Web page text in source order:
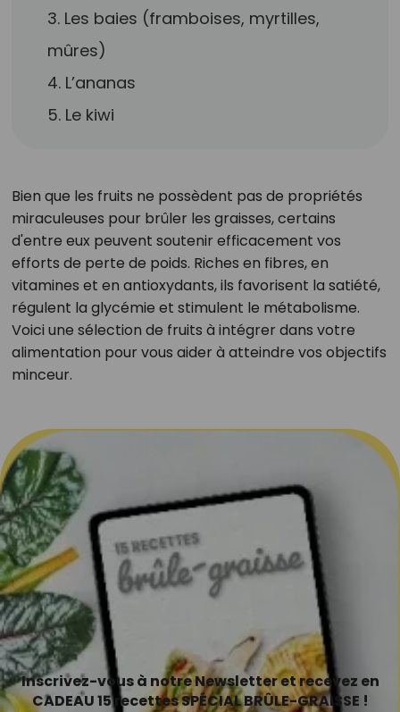
3. Les baies (framboises, myrtilles,
mûres)
4. L’ananas
5. Le kiwi
Bien que les fruits ne possèdent pas de propriétés
miraculeuses pour brûler les graisses, certains
d'entre eux peuvent soutenir efficacement vos
efforts de perte de poids. Riches en fibres, en
vitamines et en antioxydants, ils favorisent la satiété,
régulent la glycémie et stimulent le métabolisme.
Voici une sélection de fruits à intégrer dans votre
alimentation pour vous aider à atteindre vos objectifs
minceur.
Inscrivez-vous à notre Newsletter et recevez en
CADEAU 15 recettes SPÉCIAL BRÛLE-GRAISSE !